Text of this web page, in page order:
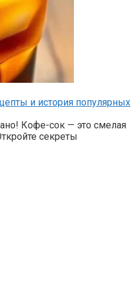
и история популярных
Кофе-сок — это смелая
секреты